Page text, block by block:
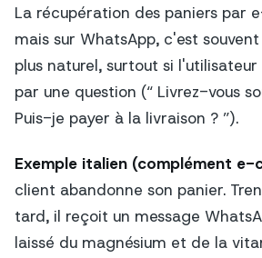
La récupération des paniers par
mais sur WhatsApp, c'est
plus naturel, surtout si
par une question (“ Livrez-vous
Puis-je payer à la livraison ? ”).
Exemple italien (complément e-
client abandonne son panier.
tard, il reçoit un message
laissé du magnésium et de la